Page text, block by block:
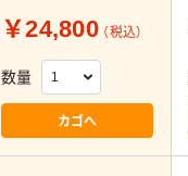
￥24,800 （税込）
数量
カゴへ